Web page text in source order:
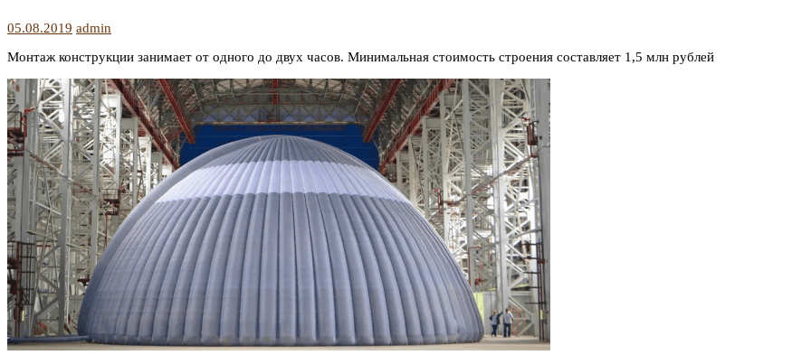
05.08.2019 admin
Монтаж конструкции занимает от одного до двух часов. Минимальная стоимость строения составляет 1,5 млн рублей